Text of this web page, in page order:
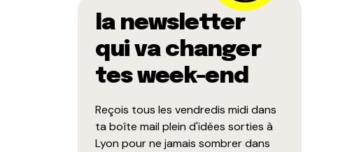
la newsletter
qui va changer
tes week-end
Reçois tous les vendredis midi dans
ta boîte mail plein d'idées sorties à
Lyon pour ne jamais sombrer dans